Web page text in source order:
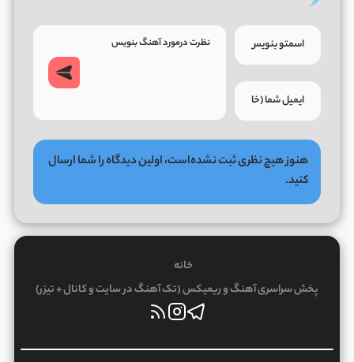
هنوز هیچ نظری ثبت نشده‌است، اولین دیدگاه را شما ارسال
کنید.
خانه
پخش سراسری آهنگ و ریمیکس (تک آهنگ در سایت و کانال + تیزر)